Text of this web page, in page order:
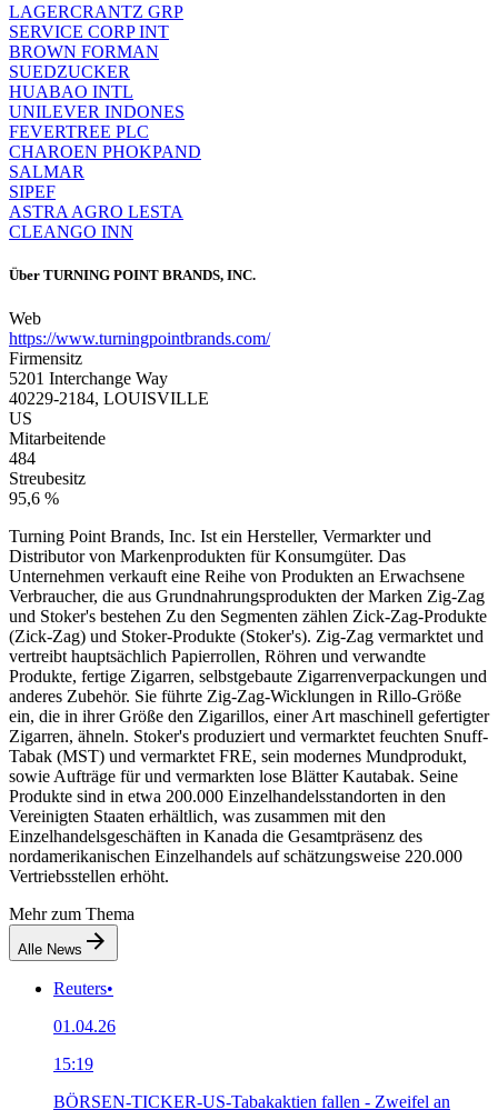
LAGERCRANTZ GRP
SERVICE CORP INT
BROWN FORMAN
SUEDZUCKER
HUABAO INTL
UNILEVER INDONES
FEVERTREE PLC
CHAROEN PHOKPAND
SALMAR
SIPEF
ASTRA AGRO LESTA
CLEANGO INN
Über TURNING POINT BRANDS, INC.
Web
https://www.turningpointbrands.com/
Firmensitz
5201 Interchange Way
40229-2184, LOUISVILLE
US
Mitarbeitende
484
Streubesitz
95,6 %
Turning Point Brands, Inc. Ist ein Hersteller, Vermarkter und
Distributor von Markenprodukten für Konsumgüter. Das
Unternehmen verkauft eine Reihe von Produkten an Erwachsene
Verbraucher, die aus Grundnahrungsprodukten der Marken Zig-Zag
und Stoker's bestehen Zu den Segmenten zählen Zick-Zag-Produkte
(Zick-Zag) und Stoker-Produkte (Stoker's). Zig-Zag vermarktet und
vertreibt hauptsächlich Papierrollen, Röhren und verwandte
Produkte, fertige Zigarren, selbstgebaute Zigarrenverpackungen und
anderes Zubehör. Sie führte Zig-Zag-Wicklungen in Rillo-Größe
ein, die in ihrer Größe den Zigarillos, einer Art maschinell gefertigter
Zigarren, ähneln. Stoker's produziert und vermarktet feuchten Snuff-
Tabak (MST) und vermarktet FRE, sein modernes Mundprodukt,
sowie Aufträge für und vermarkten lose Blätter Kautabak. Seine
Produkte sind in etwa 200.000 Einzelhandelsstandorten in den
Vereinigten Staaten erhältlich, was zusammen mit den
Einzelhandelsgeschäften in Kanada die Gesamtpräsenz des
nordamerikanischen Einzelhandels auf schätzungsweise 220.000
Vertriebsstellen erhöht.
Mehr zum Thema
Alle News
Reuters•
01.04.26
15:19
BÖRSEN-TICKER-US-Tabakaktien fallen - Zweifel an